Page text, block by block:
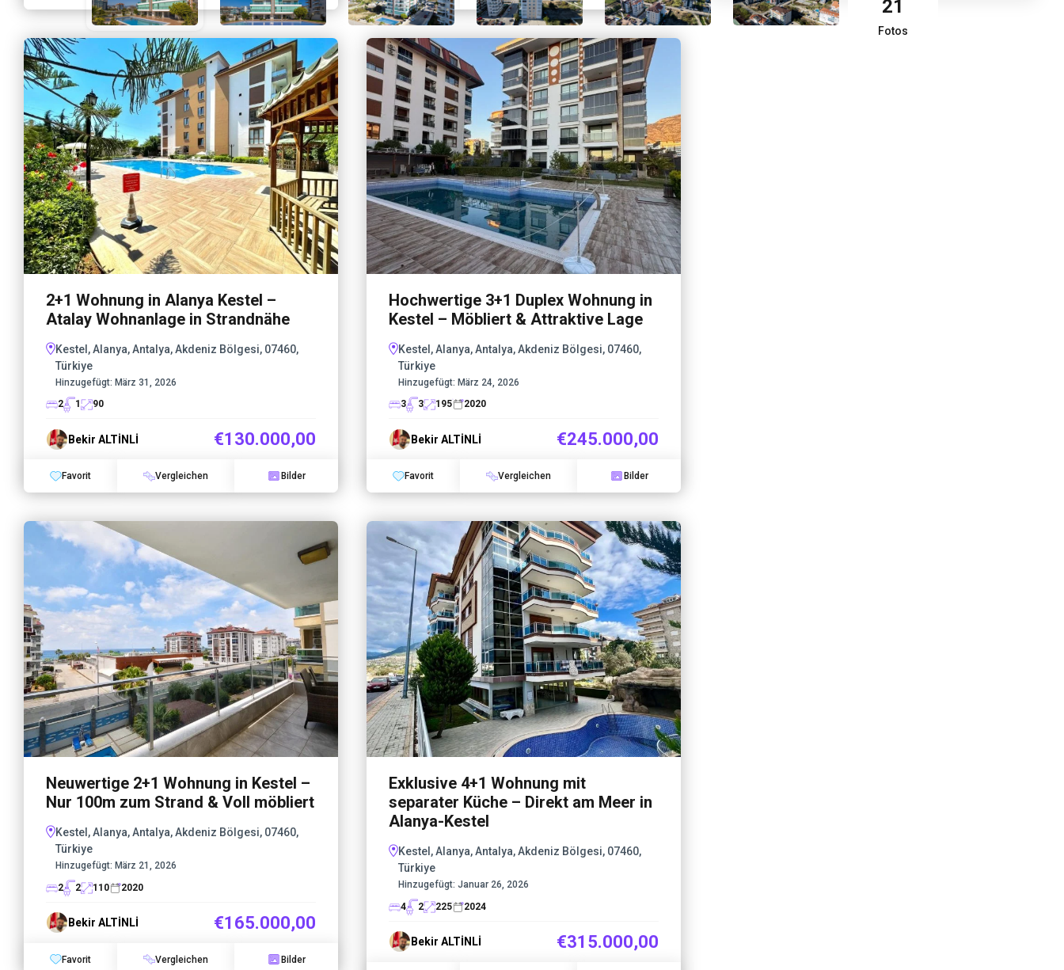
21
Fotos
2+1 Wohnung in Alanya Kestel –
Atalay Wohnanlage in Strandnähe
Kestel, Alanya, Antalya, Akdeniz Bölgesi, 07460,
Türkiye
Hinzugefügt: März 31, 2026
2
1 90
Bekir ALTİNLİ €130.000,00
Favorit Vergleichen Bilder
Hochwertige 3+1 Duplex Wohnung in
Kestel – Möbliert & Attraktive Lage
Kestel, Alanya, Antalya, Akdeniz Bölgesi, 07460,
Türkiye
Hinzugefügt: März 24, 2026
3
3 195 2020
Bekir ALTİNLİ €245.000,00
Favorit Vergleichen Bilder
Neuwertige 2+1 Wohnung in Kestel –
Nur 100m zum Strand & Voll möbliert
Kestel, Alanya, Antalya, Akdeniz Bölgesi, 07460,
Türkiye
Hinzugefügt: März 21, 2026
2
2 110 2020
Bekir ALTİNLİ €165.000,00
Favorit Vergleichen Bilder
Exklusive 4+1 Wohnung mit
separater Küche – Direkt am Meer in
Alanya-Kestel
Kestel, Alanya, Antalya, Akdeniz Bölgesi, 07460,
Türkiye
Hinzugefügt: Januar 26, 2026
4
2 225 2024
Bekir ALTİNLİ €315.000,00